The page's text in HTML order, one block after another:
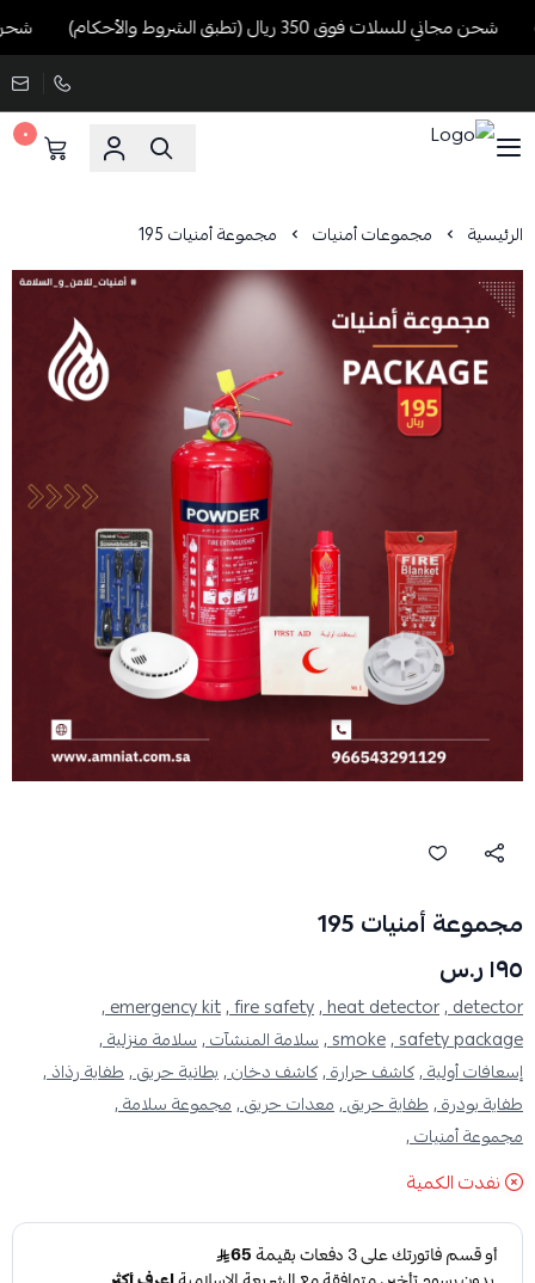
شحن مجاني للسلات فوق 350 ريال (تطبق الشروط والأحكام) شحن
٠
الرئيسية مجموعات أمنيات مجموعة أمنيات 195
مجموعة أمنيات 195
١٩٥ ر.س
detector ,
heat detector ,
fire safety ,
emergency kit ,
safety package ,
smoke , سلامة المنشآت ,سلامة منزلية ,
إسعافات أولية ,كاشف حرارة ,كاشف دخان ,بطانية حريق ,طفاية رذاذ ,
طفاية بودرة ,طفاية حريق ,معدات حريق ,مجموعة سلامة ,
مجموعة أمنيات ,
نفدت الكمية